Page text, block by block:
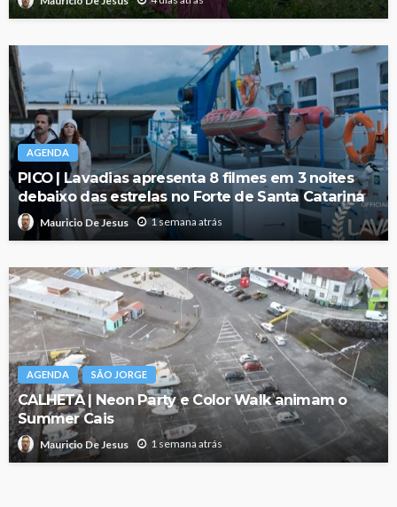
AGENDA
PICO | Lavadias apresenta 8 filmes em 3 noites
debaixo das estrelas no Forte de Santa Catarina
Mauricio De Jesus 1 semana atrás
AGENDA SÃO JORGE
CALHETA | Neon Party e Color Walk animam o
Summer Cais
Mauricio De Jesus 1 semana atrás